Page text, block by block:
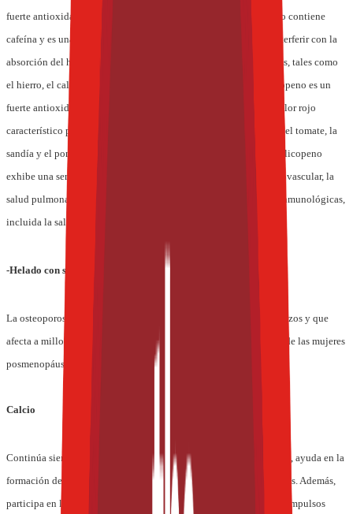
fuerte antioxidante. Además, contrario al té verde y al té negro, no contiene
cafeína y es una bebida muy baja en ácidos tánicos que puede interferir con la
absorción del hierro. Es una fuente natural de minerales esenciales, tales como
el hierro, el calcio, el magnesio, el zinc, el manganeso, etc. El licopeno es un
fuerte antioxidante carotenoideo y su pigmento es la razón del color rojo
característico presente en muchas frutas y vegetales, por ejemplo, el tomate, la
sandía y el pomelo rosado. Estudios clínicos han indicado que el licopeno
exhibe una serie de mecanismos que contribuyen a la salud cardiovascular, la
salud pulmonar, la protección contra rayos UV y a las funciones inmunológicas,
incluida la salud prostática.
-Helado con sabor a menta, para fortalecer la salud ósea
La osteoporosis es una enfermedad que hace a los huesos quebradizos y que
afecta a millones de personas en el mundo, entre ellas, a un tercio de las mujeres
posmenopáusicas y a la mayoría de las personas mayores.
Calcio
Continúa siendo el nutriente clave para contribuir a una salud ósea, ayuda en la
formación de huesos y dientes saludables y previene la osteoporosis. Además,
participa en la coagulación normal de la sangre, la transmisión de impulsos